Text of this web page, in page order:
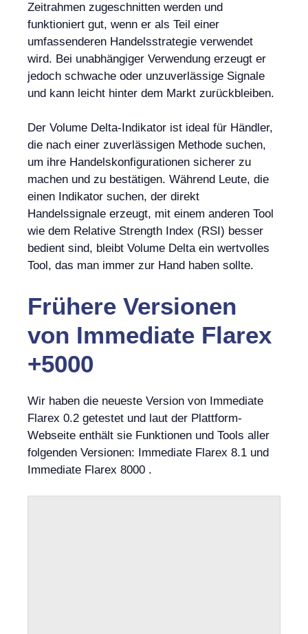
Zeitrahmen zugeschnitten werden und
funktioniert gut, wenn er als Teil einer
umfassenderen Handelsstrategie verwendet
wird. Bei unabhängiger Verwendung erzeugt er
jedoch schwache oder unzuverlässige Signale
und kann leicht hinter dem Markt zurückbleiben.
Der Volume Delta-Indikator ist ideal für Händler,
die nach einer zuverlässigen Methode suchen,
um ihre Handelskonfigurationen sicherer zu
machen und zu bestätigen. Während Leute, die
einen Indikator suchen, der direkt
Handelssignale erzeugt, mit einem anderen Tool
wie dem Relative Strength Index (RSI) besser
bedient sind, bleibt Volume Delta ein wertvolles
Tool, das man immer zur Hand haben sollte.
Frühere Versionen
von Immediate Flarex
+5000
Wir haben die neueste Version von Immediate
Flarex 0.2 getestet und laut der Plattform-
Webseite enthält sie Funktionen und Tools aller
folgenden Versionen: Immediate Flarex 8.1 und
Immediate Flarex 8000 .